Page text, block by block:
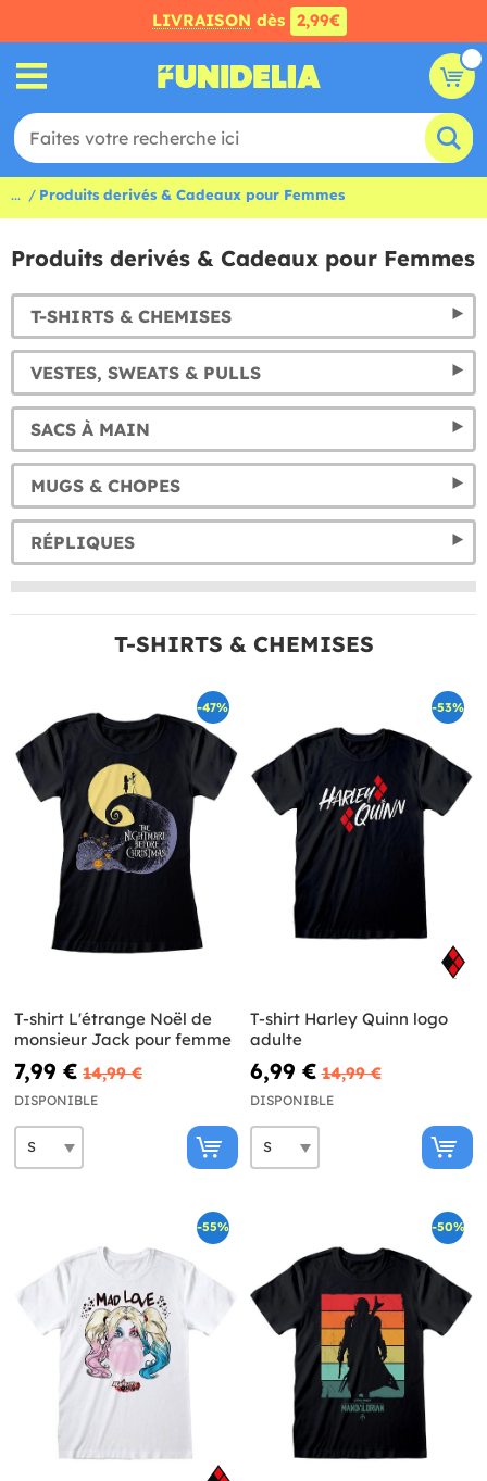
LIVRAISON dès 2,99€
... Produits derivés & Cadeaux pour Femmes
Produits derivés & Cadeaux pour Femmes
T-SHIRTS & CHEMISES
VESTES, SWEATS & PULLS
SACS À MAIN
MUGS & CHOPES
RÉPLIQUES
T-SHIRTS & CHEMISES
-47%
T-shirt L'étrange Noël de
monsieur Jack pour femme
7,99 € 14,99 €
DISPONIBLE
-53%
T-shirt Harley Quinn logo
adulte
6,99 € 14,99 €
DISPONIBLE
-55% -50%